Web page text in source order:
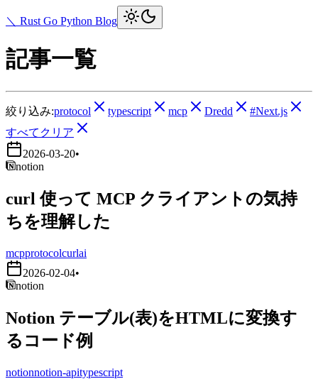
＼ Rust Go Python Blog
記事一覧
絞り込み:protocol typescript mcp Dredd
#Next.js
すべてクリア
2026-03-20•
notion
curl 使って MCP クライアントの気持
ちを理解した
mcpprotocolcurlai
2026-02-04•
notion
Notion テーブル(表)をHTMLに変換す
るコード例
notionnotion-apitypescript